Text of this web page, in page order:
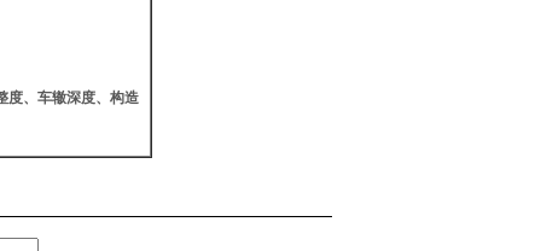
度、车辙深度、构造